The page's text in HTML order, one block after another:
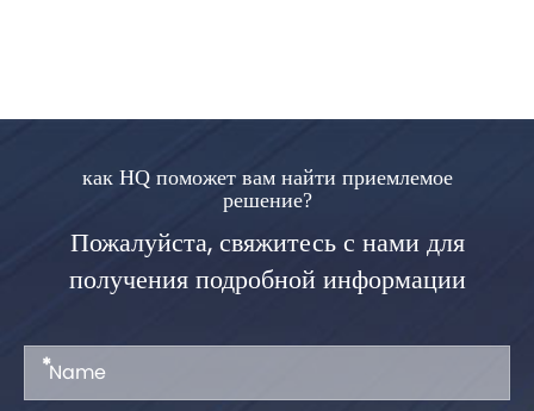
как HQ поможет вам найти приемлемое
решение?
Пожалуйста, свяжитесь с нами для
получения подробной информации
*